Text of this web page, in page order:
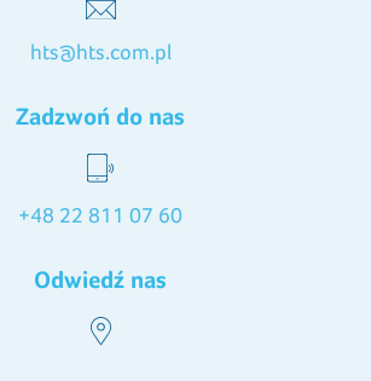
hts@hts.com.pl
Zadzwoń do nas
+48 22 811 07 60
Odwiedź nas